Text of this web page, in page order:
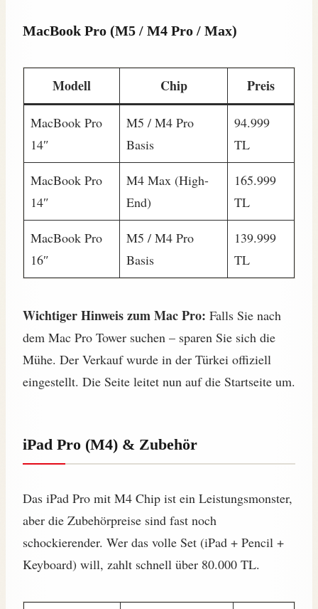
MacBook Pro (M5 / M4 Pro / Max)
Modell Chip Preis
MacBook Pro
14″
M5 / M4 Pro
Basis
94.999
TL
MacBook Pro
14″
M4 Max (High-
End)
165.999
TL
MacBook Pro
16″
M5 / M4 Pro
Basis
139.999
TL
Wichtiger Hinweis zum Mac Pro: Falls Sie nach
dem Mac Pro Tower suchen – sparen Sie sich die
Mühe. Der Verkauf wurde in der Türkei offiziell
eingestellt. Die Seite leitet nun auf die Startseite um.
iPad Pro (M4) & Zubehör
Das iPad Pro mit M4 Chip ist ein Leistungsmonster,
aber die Zubehörpreise sind fast noch
schockierender. Wer das volle Set (iPad + Pencil +
Keyboard) will, zahlt schnell über 80.000 TL.